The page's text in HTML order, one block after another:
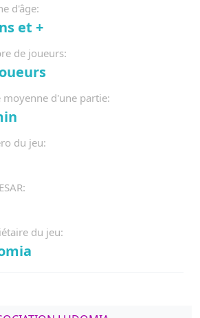
d'âge:
et +
de joueurs:
moyenne d'une partie:
du jeu:
du jeu: